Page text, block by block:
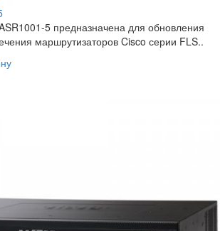
5 предназначена для обновления
маршрутизаторов Cisco серии FLS..